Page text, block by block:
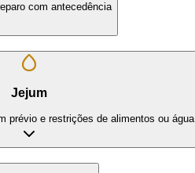
com antecedência
Jejum
prévio e restrições de alimentos ou água